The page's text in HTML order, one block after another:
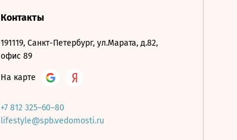
Контакты
191119, Санкт-Петербург, ул.Марата, д.82,
офис 89
На карте
+7 812 325–60–80
lifestyle@spb.vedomosti.ru